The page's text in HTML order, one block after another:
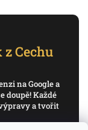
z Cechu
na Google a
doupě! Každé
a tvořit